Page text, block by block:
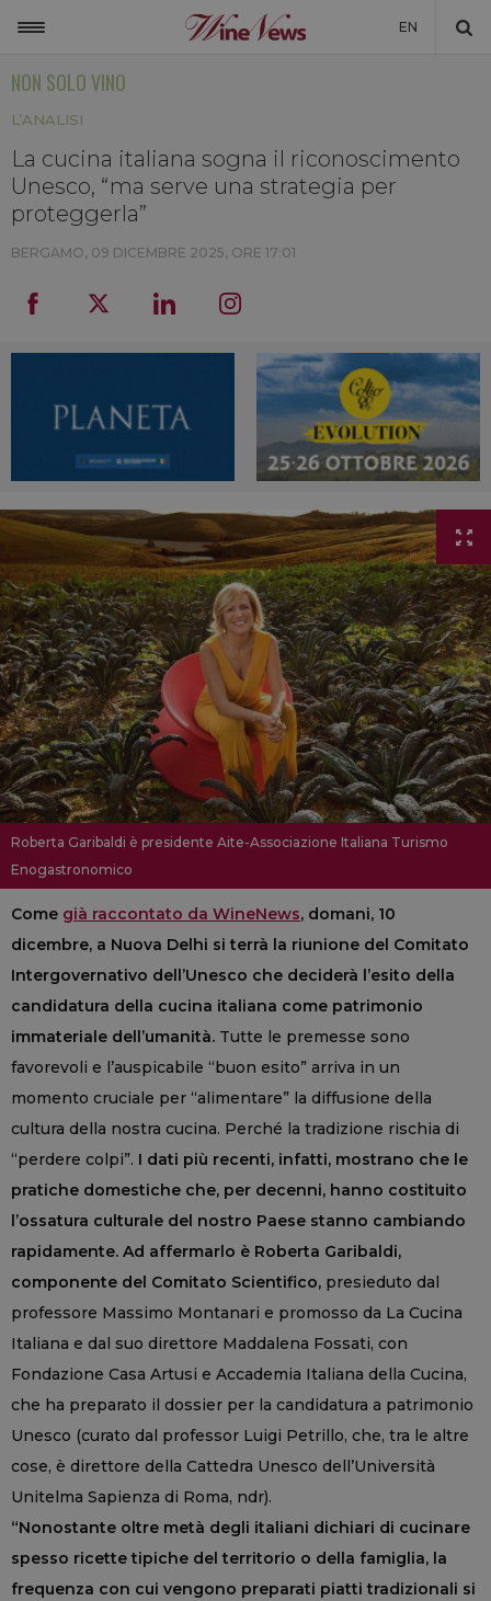
EN
NON SOLO VINO
LA CANTINA DI WINENEWS
DICONO DI NOI
NON SOLO VINO
L’ANALISI
La cucina italiana sogna il riconoscimento
Unesco, “ma serve una strategia per
proteggerla”
BERGAMO, 09 DICEMBRE 2025, ORE 17:01
Roberta Garibaldi è presidente Aite-Associazione Italiana Turismo
Enogastronomico
Come già raccontato da WineNews, domani, 10
dicembre, a Nuova Delhi si terrà la riunione del Comitato
Intergovernativo dell’Unesco che deciderà l’esito della
candidatura della cucina italiana come patrimonio
immateriale dell’umanità. Tutte le premesse sono
favorevoli e l’auspicabile “buon esito” arriva in un
momento cruciale per “alimentare” la diffusione della
cultura della nostra cucina. Perché la tradizione rischia di
“perdere colpi”. I dati più recenti, infatti, mostrano che le
pratiche domestiche che, per decenni, hanno costituito
l’ossatura culturale del nostro Paese stanno cambiando
rapidamente. Ad affermarlo è Roberta Garibaldi,
componente del Comitato Scientifico, presieduto dal
professore Massimo Montanari e promosso da La Cucina
Italiana e dal suo direttore Maddalena Fossati, con
Fondazione Casa Artusi e Accademia Italiana della Cucina,
che ha preparato il dossier per la candidatura a patrimonio
Unesco (curato dal professor Luigi Petrillo, che, tra le altre
cose, è direttore della Cattedra Unesco dell’Università
Unitelma Sapienza di Roma, ndr).
“Nonostante oltre metà degli italiani dichiari di cucinare
spesso ricette tipiche del territorio o della famiglia, la
frequenza con cui vengono preparati piatti tradizionali si